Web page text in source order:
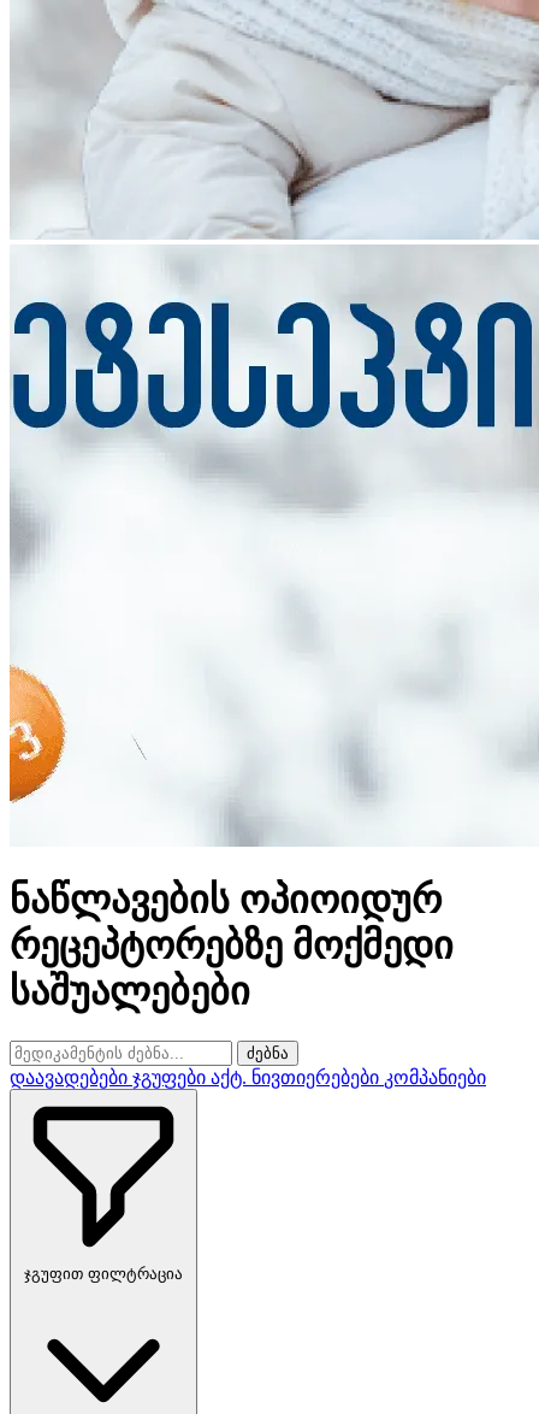
ნაწლავების ოპიოიდურ
რეცეპტორებზე მოქმედი
საშუალებები
ძებნა
დაავადებები ჯგუფები აქტ. ნივთიერებები კომპანიები
ჯგუფით ფილტრაცია